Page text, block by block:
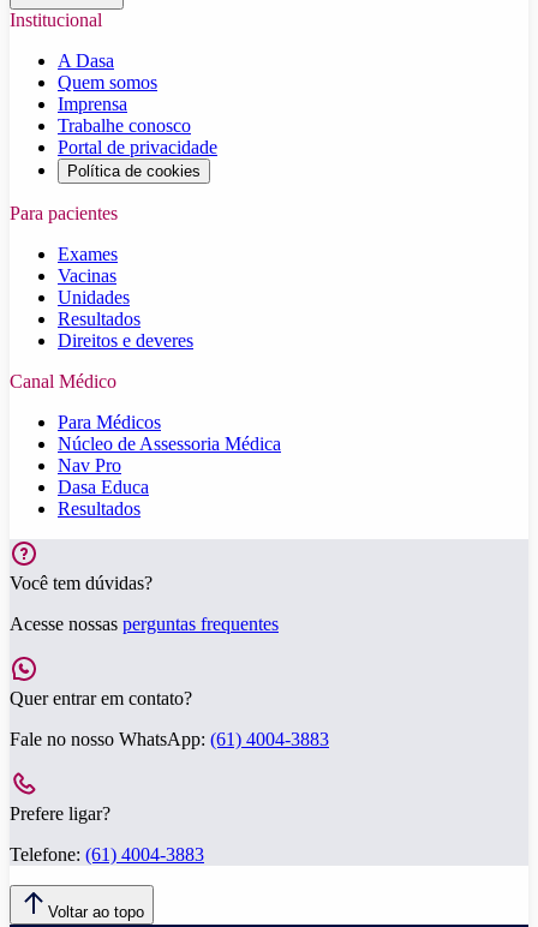
Institucional
A Dasa
Quem somos
Imprensa
Trabalhe conosco
Portal de privacidade
Política de cookies
Para pacientes
Exames
Vacinas
Unidades
Resultados
Direitos e deveres
Canal Médico
Para Médicos
Núcleo de Assessoria Médica
Nav Pro
Dasa Educa
Resultados
Você tem dúvidas?
Acesse nossas perguntas frequentes
Quer entrar em contato?
Fale no nosso WhatsApp: (61) 4004-3883
Prefere ligar?
Telefone: (61) 4004-3883
Voltar ao topo